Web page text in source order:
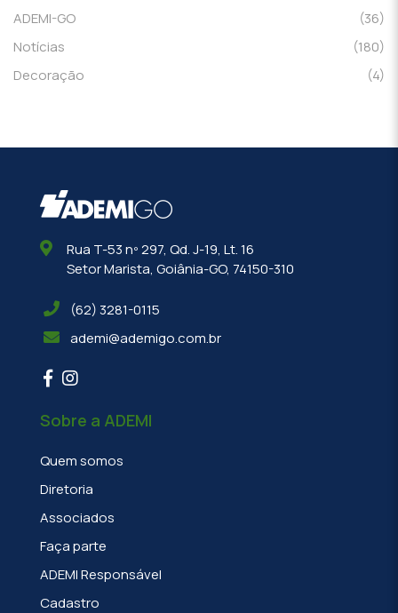
ADEMI-GO
(36)
Notícias
(180)
Decoração
(4)
Rua T-53 nº 297, Qd. J-19, Lt. 16
Setor Marista, Goiânia-GO, 74150-310
(62) 3281-0115
ademi@ademigo.com.br
Sobre a ADEMI
Quem somos
Diretoria
Associados
Faça parte
ADEMI Responsável
Cadastro